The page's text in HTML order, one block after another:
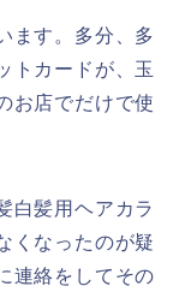
ます。多分、多
トカードが、玉
お店でだけで使
白髪用ヘアカラ
くなったのが疑
連絡をしてその